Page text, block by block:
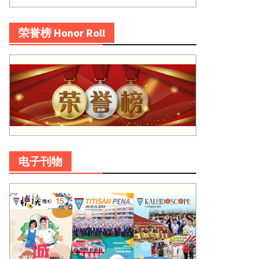
荣誉榜 Honor Roll
电子刊物